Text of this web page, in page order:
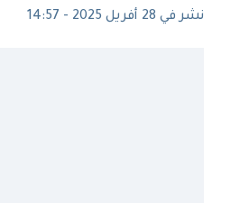
نشر في 28 أفريل 2025 - 14:57